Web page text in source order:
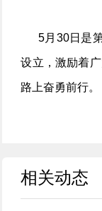
5月30日是第
设立，激励着
路上奋勇前行。
助AI做好科研
相关动态